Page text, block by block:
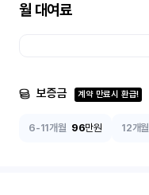
월 대여료
보증금 계약 만료시 환급!
6-11개월 96만원 12개월